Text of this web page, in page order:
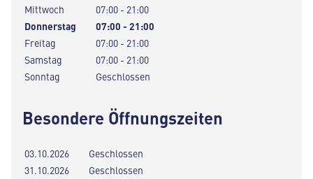
Mittwoch
07:00 - 21:00
Donnerstag
07:00 - 21:00
Freitag
07:00 - 21:00
Samstag
07:00 - 21:00
Sonntag
Geschlossen
Besondere Öffnungszeiten
03.10.2026
Geschlossen
31.10.2026
Geschlossen